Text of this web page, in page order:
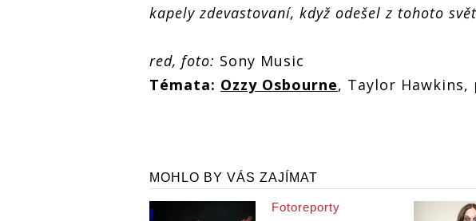
kapely zdevastovaní, když odešel z tohoto
red, foto: Sony Music
Témata: Ozzy Osbourne, Taylor
MOHLO BY VÁS ZAJÍMAT
Fotoreporty